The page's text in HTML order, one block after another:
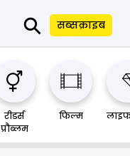
⚲ सब्सक्राइब
रीडर्स
प्रौब्लम
फिल्म